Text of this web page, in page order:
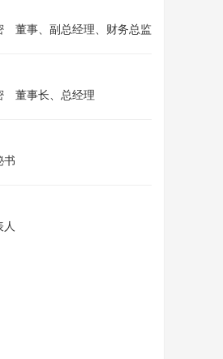
董事、副总经理、财务总监
董事长、总经理
书
人